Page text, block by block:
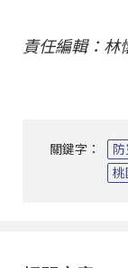
責任編輯：林
關鍵字： 防
桃